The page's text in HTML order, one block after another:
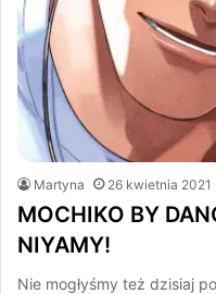
Martyna 26 kwietnia 2021
MOCHIKO BY
NIYAMY!
Nie mogłyśmy też dzisiaj